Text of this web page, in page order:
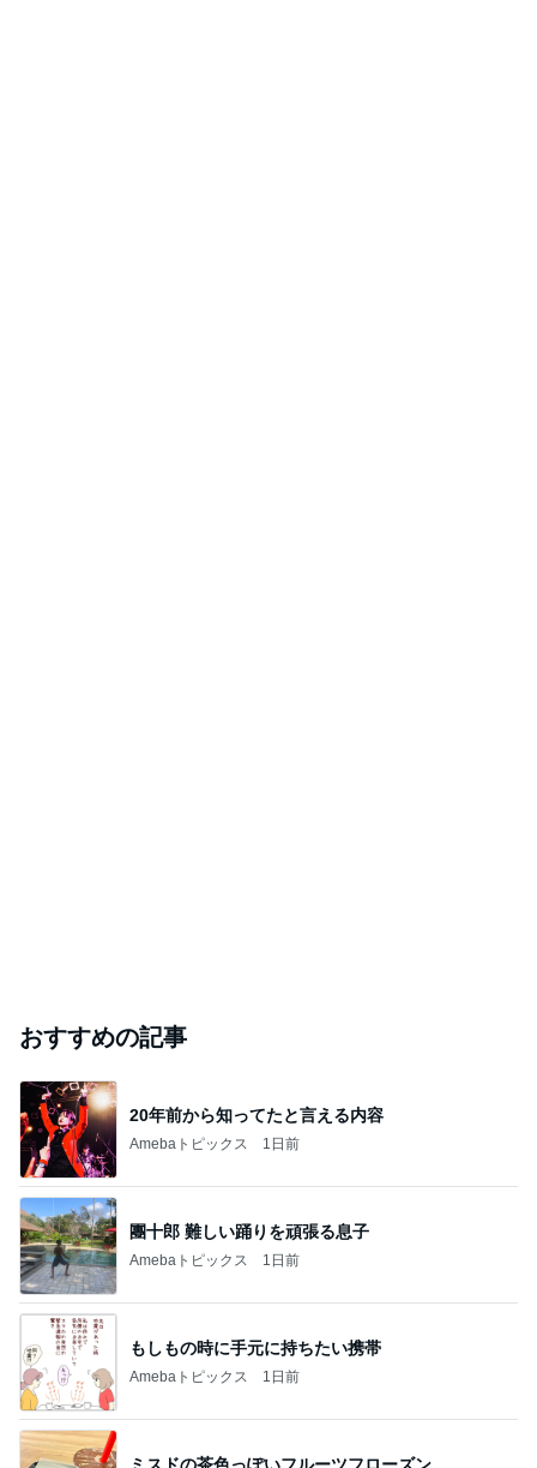
おすすめの記事
20年前から知ってたと言える内容
Amebaトピックス 1日前
團十郎 難しい踊りを頑張る息子
Amebaトピックス 1日前
もしもの時に手元に持ちたい携帯
Amebaトピックス 1日前
ミスドの茶色っぽいフルーツフローズン